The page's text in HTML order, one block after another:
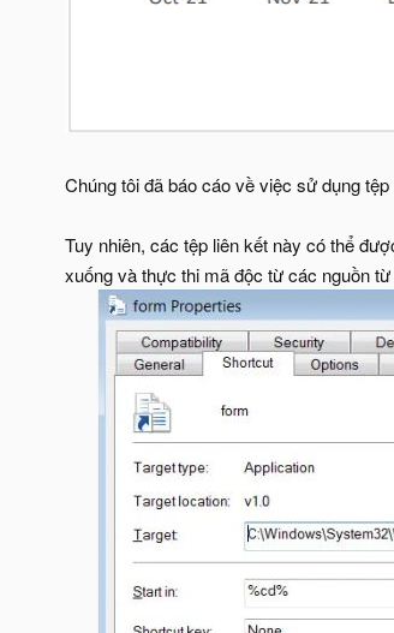
Chúng tôi đã báo cáo về việc sử dụng
Tuy nhiên, các tệp liên kết này có thể
xuống và thực thi mã độc từ các nguồn từ